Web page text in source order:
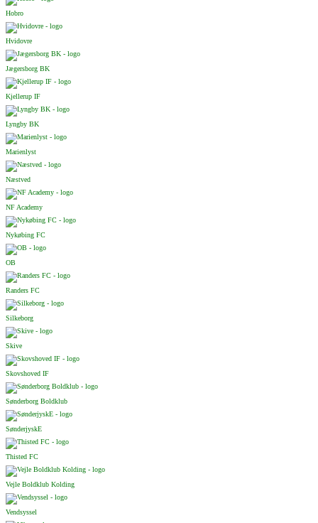
Hobro
Hvidovre
Jægersborg BK
Kjellerup IF
Lyngby BK
Marienlyst
Næstved
NF Academy
Nykøbing FC
OB
Randers FC
Silkeborg
Skive
Skovshoved IF
Sønderborg Boldklub
SønderjyskE
Thisted FC
Vejle Boldklub Kolding
Vendsyssel